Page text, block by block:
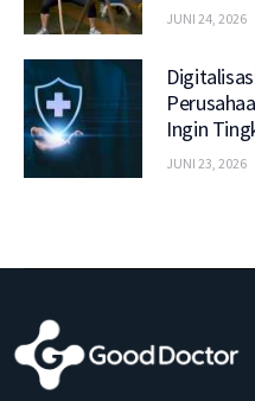
JUNI 24, 2026
Ingin
JUNI 23, 2026